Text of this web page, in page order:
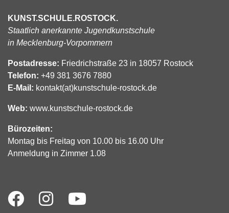
KUNST.SCHULE.ROSTOCK.
Staatlich anerkannte Jugendkunstschule
in Mecklenburg-Vorpommern
Postadresse: Friedrichstraße 23 in 18057 Rostock
Telefon: +49 381 3676 7880
E-Mail: kontakt(at)kunstschule-rostock.de
Web: www.kunstschule-rostock.de
Bürozeiten:
Montag bis Freitag von 10.00 bis 16.00 Uhr
Anmeldung in Zimmer 1.08